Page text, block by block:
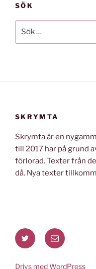
SÖK
efter:
SKRYMTA
Skrymta är en
till 2017 har på grund
förlorad. Texter från
då. Nya texter
Twitter E-
post
Drivs med WordPress